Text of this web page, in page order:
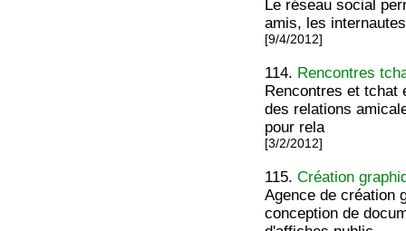
Le réseau social
amis, les internautes
[9/4/2012]
114. Rencontres
Rencontres et tchat
des relations
pour rela
[3/2/2012]
115.Création
Agence de création
conception de